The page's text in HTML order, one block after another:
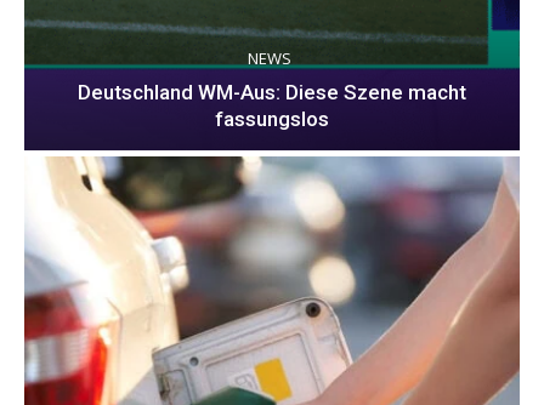
NEWS
Deutschland WM-Aus: Diese Szene macht
fassungslos